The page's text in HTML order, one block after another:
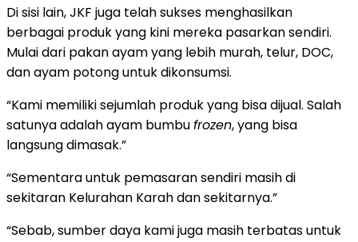
Di sisi lain, JKF juga telah sukses menghasilkan
berbagai produk yang kini mereka pasarkan sendiri.
Mulai dari pakan ayam yang lebih murah, telur, DOC,
dan ayam potong untuk dikonsumsi.
“Kami memiliki sejumlah produk yang bisa dijual. Salah
satunya adalah ayam bumbufrozen, yang bisa
langsung dimasak.”
“Sementara untuk pemasaran sendiri masih di
sekitaran Kelurahan Karah dan sekitarnya.”
“Sebab, sumber daya kami juga masih terbatas untuk